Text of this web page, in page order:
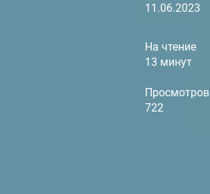
11.06.2023
На чтение
13 минут
Просмотров
722